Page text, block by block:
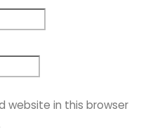
website in this browser